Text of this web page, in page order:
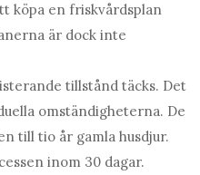
köpa en friskvårdsplan
är dock inte
tillstånd täcks. Det
omständigheterna. De
till tio år gamla husdjur.
inom 30 dagar.